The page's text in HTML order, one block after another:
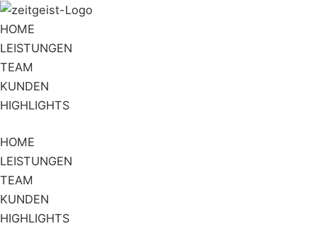
Zum
Inhalt
springen
HOME
LEISTUNGEN
TEAM
KUNDEN
HIGHLIGHTS
HOME
LEISTUNGEN
TEAM
KUNDEN
HIGHLIGHTS
Flyout
Menu